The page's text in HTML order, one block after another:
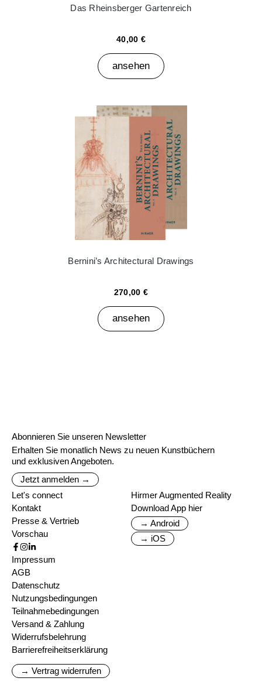
Das Rheinsberger Gartenreich
40,00 €
ansehen
Bernini’s Architectural Drawings
270,00 €
ansehen
Abonnieren Sie unseren Newsletter
Erhalten Sie monatlich News zu neuen Kunstbüchern
und exklusiven Angeboten.
Jetzt anmelden →
Let's connect
Kontakt
Presse & Vertrieb
Vorschau
Hirmer Augmented Reality
Download App hier
→ Android
→ iOS
Impressum
AGB
Datenschutz
Nutzungsbedingungen
Teilnahmebedingungen
Versand & Zahlung
Widerrufsbelehrung
Barrierefreiheitserklärung
→ Vertrag widerrufen